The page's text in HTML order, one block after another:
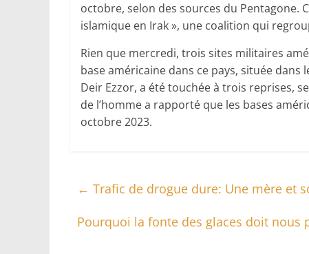
octobre, selon des sources du Pentagone.
islamique en Irak », une coalition qui
Rien que mercredi, trois sites militaires
base américaine dans ce pays, située
Deir Ezzor, a été touchée à trois reprises,
de l’homme a rapporté que les bases
octobre 2023.
← Trafic de drogue dure: Une mère et
Pourquoi la fonte des glaces doit nous